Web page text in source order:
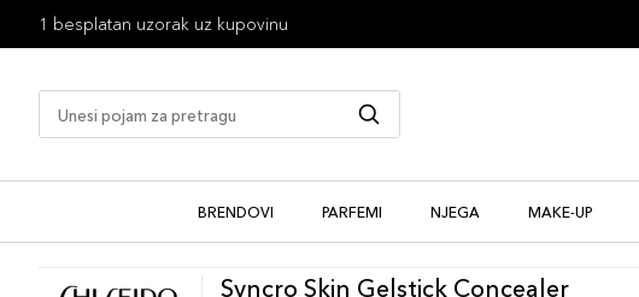
1 besplatan uzorak uz kupovinu
BRENDOVI PARFEMI NJEGA MAKE-UP
Syncro Skin Gelstick Concealer